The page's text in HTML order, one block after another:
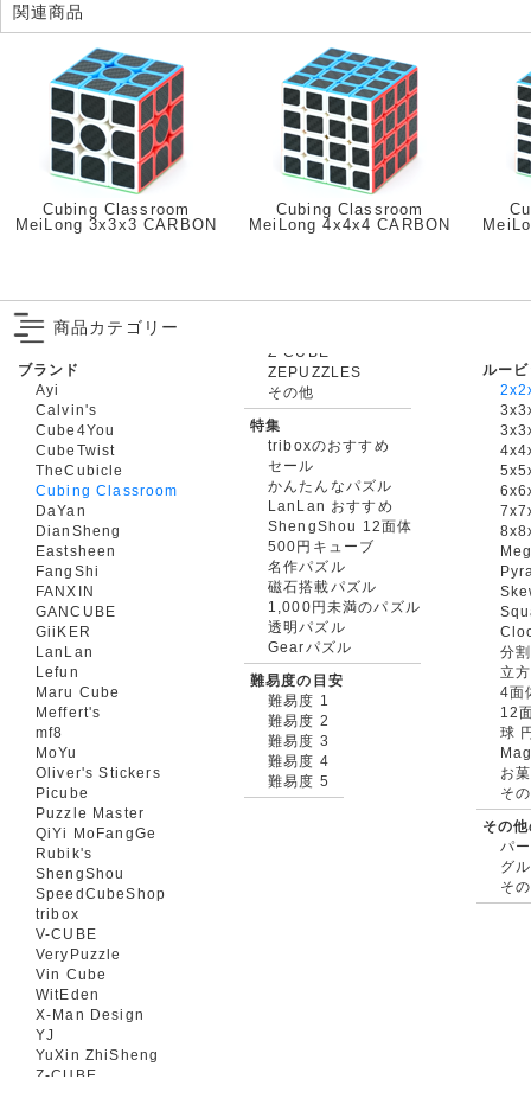
関連商品
Cubing Classroom
MeiLong 3x3x3 CARBON
Cubing Classroom
MeiLong 4x4x4 CARBON
商品カテゴリー
ブランド
Ayi
Calvin's
Cube4You
CubeTwist
TheCubicle
Cubing Classroom
DaYan
DianSheng
Eastsheen
FangShi
FANXIN
GANCUBE
GiiKER
LanLan
Lefun
Maru Cube
Meffert's
mf8
MoYu
Oliver's Stickers
Picube
Puzzle Master
QiYi MoFangGe
Rubik's
ShengShou
SpeedCubeShop
tribox
V-CUBE
VeryPuzzle
Vin Cube
WitEden
X-Man Design
YJ
YuXin ZhiSheng
Z-CUBE
ZEPUZZLES
その他
特集
triboxのおすすめ
セール
かんたんなパズル
LanLan おすすめ
ShengShou 12面体
500円キューブ
名作パズル
磁石搭載パズル
1,000円未満のパズル
透明パズル
Gearパズル
難易度の目安
難易度 1
難易度 2
難易度 3
難易度 4
難易度 5
ルー
分
立
4面
12
球
お
そ
その
パ
グ
そ